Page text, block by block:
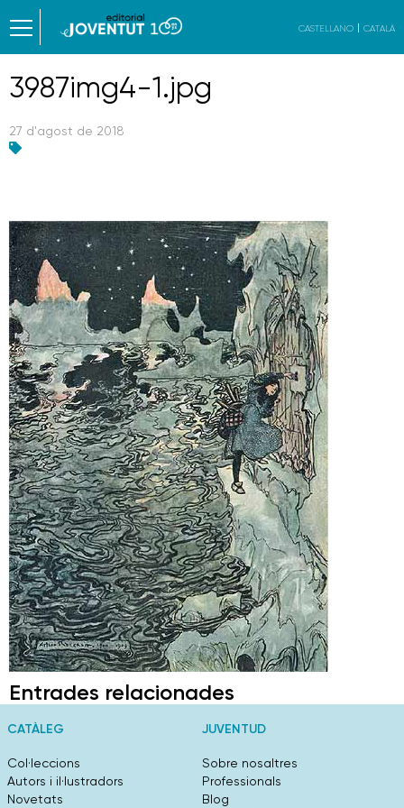
CASTELLANO CATALÀ
3987img4-1.jpg
27 d'agost de 2018
Entrades relacionades
CATÀLEG
Col·leccions
Autors i il·lustradors
Novetats
JUVENTUD
Sobre nosaltres
Professionals
Blog